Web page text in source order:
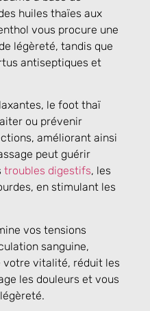
huiles thaïes aux
vous procure une
légèreté, tandis que
antiseptiques et
le foot thaï
ou prévenir
améliorant ainsi
peut guérir
troubles digestifs, les
en stimulant les
vos tensions
sanguine,
votre vitalité, réduit les
les douleurs et vous